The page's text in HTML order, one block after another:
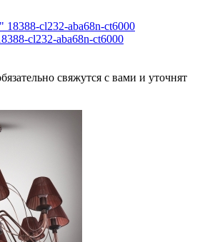
cl232-aba68n-ct6000
свяжутся с вами и уточнят